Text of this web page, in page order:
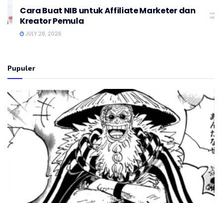
Cara Buat NIB untuk Affiliate Marketer dan
Kreator Pemula
JULY 28, 2026
Pupuler